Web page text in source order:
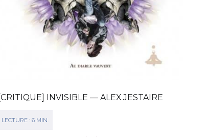
[CRITIQUE] INVISIBLE — ALEX JESTAIRE